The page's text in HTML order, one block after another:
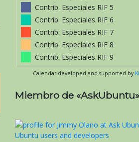
Contrib. Especiales RIF 5
Contrib. Especiales RIF 6
Contrib. Especiales RIF 7
Contrib. Especiales RIF 8
Contrib. Especiales RIF 9
Calendar developed and supported by
Miembro de «AskUbuntu»